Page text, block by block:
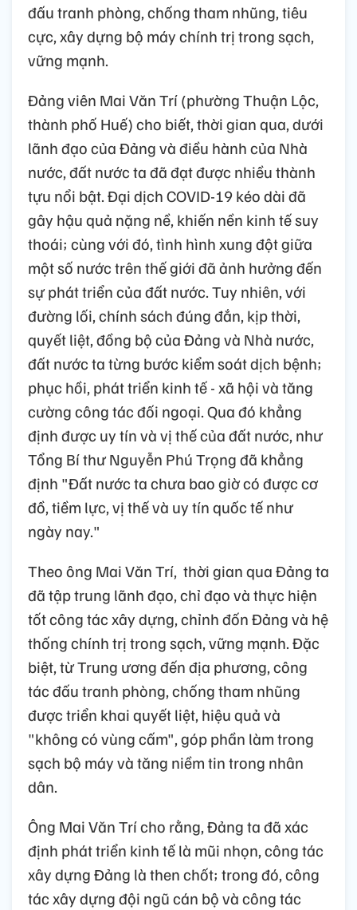
đấu tranh phòng, chống tham nhũng, tiêu
cực, xây dựng bộ máy chính trị trong sạch,
vững mạnh.
Đảng viên Mai Văn Trí (phường Thuận Lộc,
thành phố Huế) cho biết, thời gian qua, dưới
lãnh đạo của Đảng và điều hành của Nhà
nước, đất nước ta đã đạt được nhiều thành
tựu nổi bật. Đại dịch COVID-19 kéo dài đã
gây hậu quả nặng nề, khiến nền kinh tế suy
thoái; cùng với đó, tình hình xung đột giữa
một số nước trên thế giới đã ảnh hưởng đến
sự phát triển của đất nước. Tuy nhiên, với
đường lối, chính sách đúng đắn, kịp thời,
quyết liệt, đồng bộ của Đảng và Nhà nước,
đất nước ta từng bước kiểm soát dịch bệnh;
phục hồi, phát triển kinh tế - xã hội và tăng
cường công tác đối ngoại. Qua đó khẳng
định được uy tín và vị thế của đất nước, như
Tổng Bí thư Nguyễn Phú Trọng đã khẳng
định "Đất nước ta chưa bao giờ có được cơ
đồ, tiềm lực, vị thế và uy tín quốc tế như
ngày nay."
Theo ông Mai Văn Trí, thời gian qua Đảng ta
đã tập trung lãnh đạo, chỉ đạo và thực hiện
tốt công tác xây dựng, chỉnh đốn Đảng và hệ
thống chính trị trong sạch, vững mạnh. Đặc
biệt, từ Trung ương đến địa phương, công
tác đấu tranh phòng, chống tham nhũng
được triển khai quyết liệt, hiệu quả và
"không có vùng cấm", góp phần làm trong
sạch bộ máy và tăng niềm tin trong nhân
dân.
Ông Mai Văn Trí cho rằng, Đảng ta đã xác
định phát triển kinh tế là mũi nhọn, công tác
xây dựng Đảng là then chốt; trong đó, công
tác xây dựng đội ngũ cán bộ và công tác